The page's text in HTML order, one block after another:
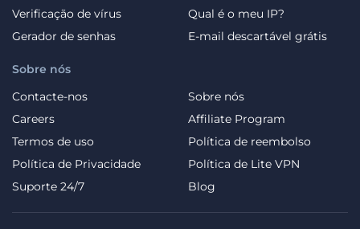
Sobre nós
Contacte-nos
Sobre nós
Careers
Affiliate Program
Termos de uso
Política de reembolso
Política de Privacidade
Política de Lite VPN
Suporte 24/7
Blog
Verificação de vírus
Qual é o meu IP?
Gerador de senhas
E-mail descartável grátis